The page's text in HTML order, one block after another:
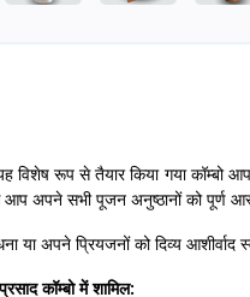
विशेष रूप से तैयार किया गया कॉम्बो
आप अपने सभी पूजन अनुष्ठानों को पूर्ण
या अपने प्रियजनों को दिव्य
कॉम्बो में शामिल: